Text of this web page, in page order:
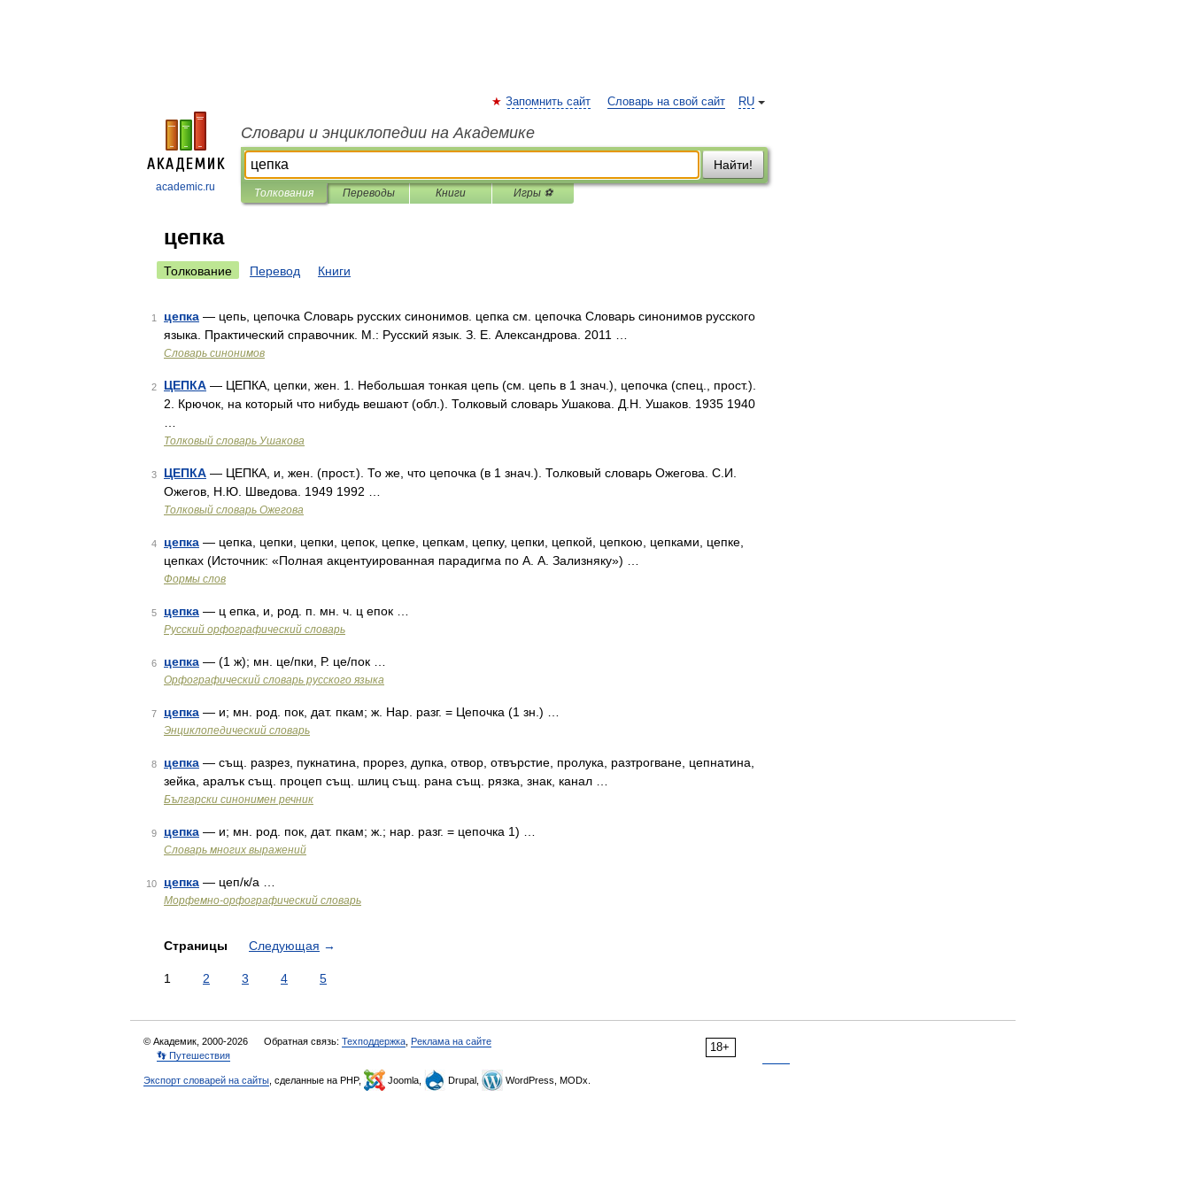
academic.ru
RU
Запомнить сайт Словарь на свой сайт
Словари и энциклопедии на Академике
Найти!
Толкования Переводы Книги Игры ⚽
цепка
Толкование Перевод Книги
1 цепка — цепь, цепочка Словарь русских синонимов. цепка см. цепочка Словарь синонимов русского
языка. Практический справочник. М.: Русский язык. З. Е. Александрова. 2011 …
Словарь синонимов
2 ЦЕПКА — ЦЕПКА, цепки, жен. 1. Небольшая тонкая цепь (см. цепь в 1 знач.), цепочка (спец., прост.).
2. Крючок, на который что нибудь вешают (обл.). Толковый словарь Ушакова. Д.Н. Ушаков. 1935 1940
Толковый словарь Ушакова
3 ЦЕПКА — ЦЕПКА, и, жен. (прост.). То же, что цепочка (в 1 знач.). Толковый словарь Ожегова. С.И.
Ожегов, Н.Ю. Шведова. 1949 1992 …
Толковый словарь Ожегова
4 цепка — цепка, цепки, цепки, цепок, цепке, цепкам, цепку, цепки, цепкой, цепкою, цепками, цепке,
цепках (Источник: «Полная акцентуированная парадигма по А. А. Зализняку») …
Формы слов
5 цепка — ц епка, и, род. п. мн. ч. ц епок …
Русский орфографический словарь
6 цепка — (1 ж); мн. це/пки, Р. це/пок …
Орфографический словарь русского языка
7 цепка — и; мн. род. пок, дат. пкам; ж. Нар. разг. = Цепочка (1 зн.) …
Энциклопедический словарь
8 цепка — същ. разрез, пукнатина, прорез, дупка, отвор, отвърстие, пролука, разтрогване, цепнатина,
зейка, аралък същ. процеп същ. шлиц същ. рана същ. рязка, знак, канал …
Български синонимен речник
9 цепка — и; мн. род. пок, дат. пкам; ж.; нар. разг. = цепочка 1) …
Словарь многих выражений
10 цепка — цеп/к/а …
Морфемно-орфографический словарь
Страницы Следующая →
1 2 3 4 5
18+
© Академик, 2000-2026 Обратная связь: Техподдержка Реклама на сайте
👣 Путешествия
Экспорт словарей на сайты , сделанные на PHP, Joomla, Drupal, WordPress, MODx.